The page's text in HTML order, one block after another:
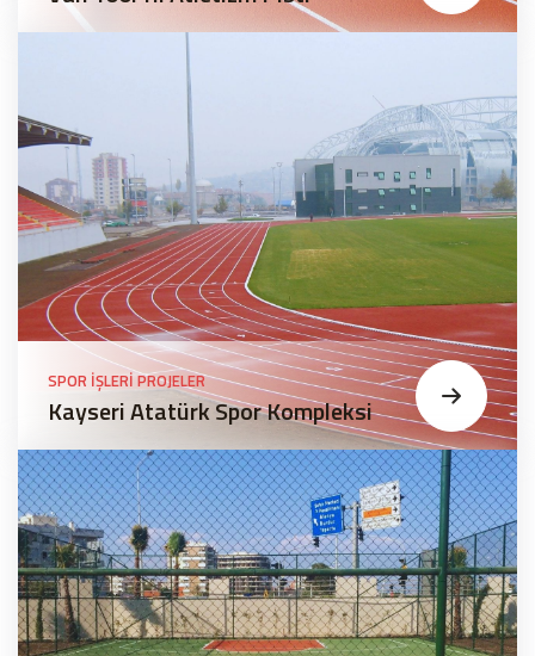
SPOR İŞLERI PROJELER
Kayseri Atatürk Spor Kompleksi